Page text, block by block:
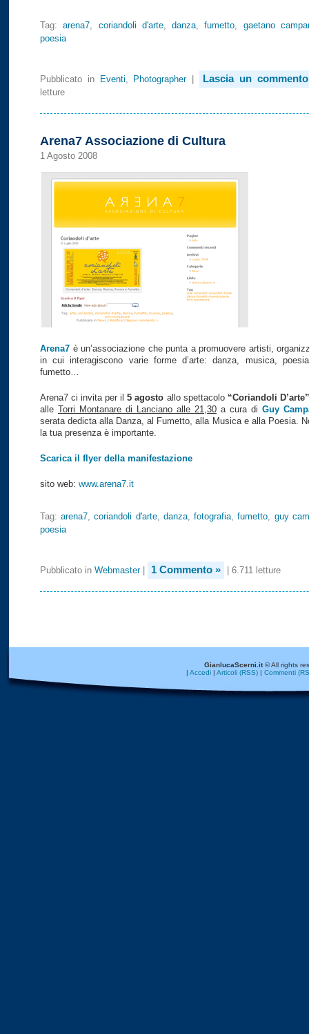
Tag:arena7, coriandoli d'arte, danza,fumetto, gaetano
poesia
Pubblicato in Eventi, Photographer| Lascia un
letture
Arena7 Associazione di Cultura
1 Agosto 2008
Arena7 è un’associazione che punta a promuovere artisti,
in cui interagiscono varie forme d’arte: danza, musica,
fumetto…
Arena7 ci invita per il5 agosto allo spettacolo “Coriandoli D’arte”
alle Torri Montanare di Lanciano alle 21,30 a cura di Guy
serata dedicta alla Danza, al Fumetto, alla Musica e alla Poesia.
la tua presenza è importante.
Scarica il flyer della manifestazione
sito web: www.arena7.it
Tag:arena7 ,coriandoli d'arte, danza,fotografia ,fumetto
guy
poesia
Pubblicato in Webmaster| 1 Commento » | 6.711 letture
GianlucaScerni.it© All rights
| Accedi| Articoli (RSS)| Commenti